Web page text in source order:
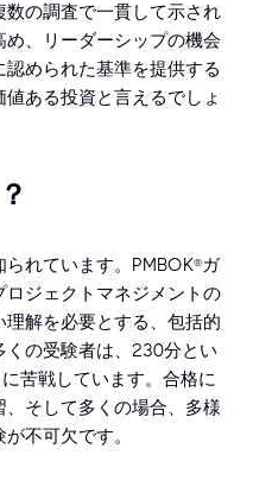
の調査で一貫して示され
、リーダーシップの機会
められた基準を提供する
ある投資と言えるでしょ
れています。PMBOK®ガ
ジェクトマネジメントの
解を必要とする、包括的
くの受験者は、230分とい
苦戦しています。合格に
そして多くの場合、多様
不可欠です。